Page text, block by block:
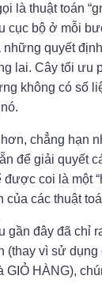
là thuật toán
cục bộ ở mỗi
những quyết
lai. Cây tối ưu
không có số
chẳng hạn
để giải quyết
coi là một
của các thuật
gần đây đã chỉ
(thay vì sử
GIỎ HÀNG),